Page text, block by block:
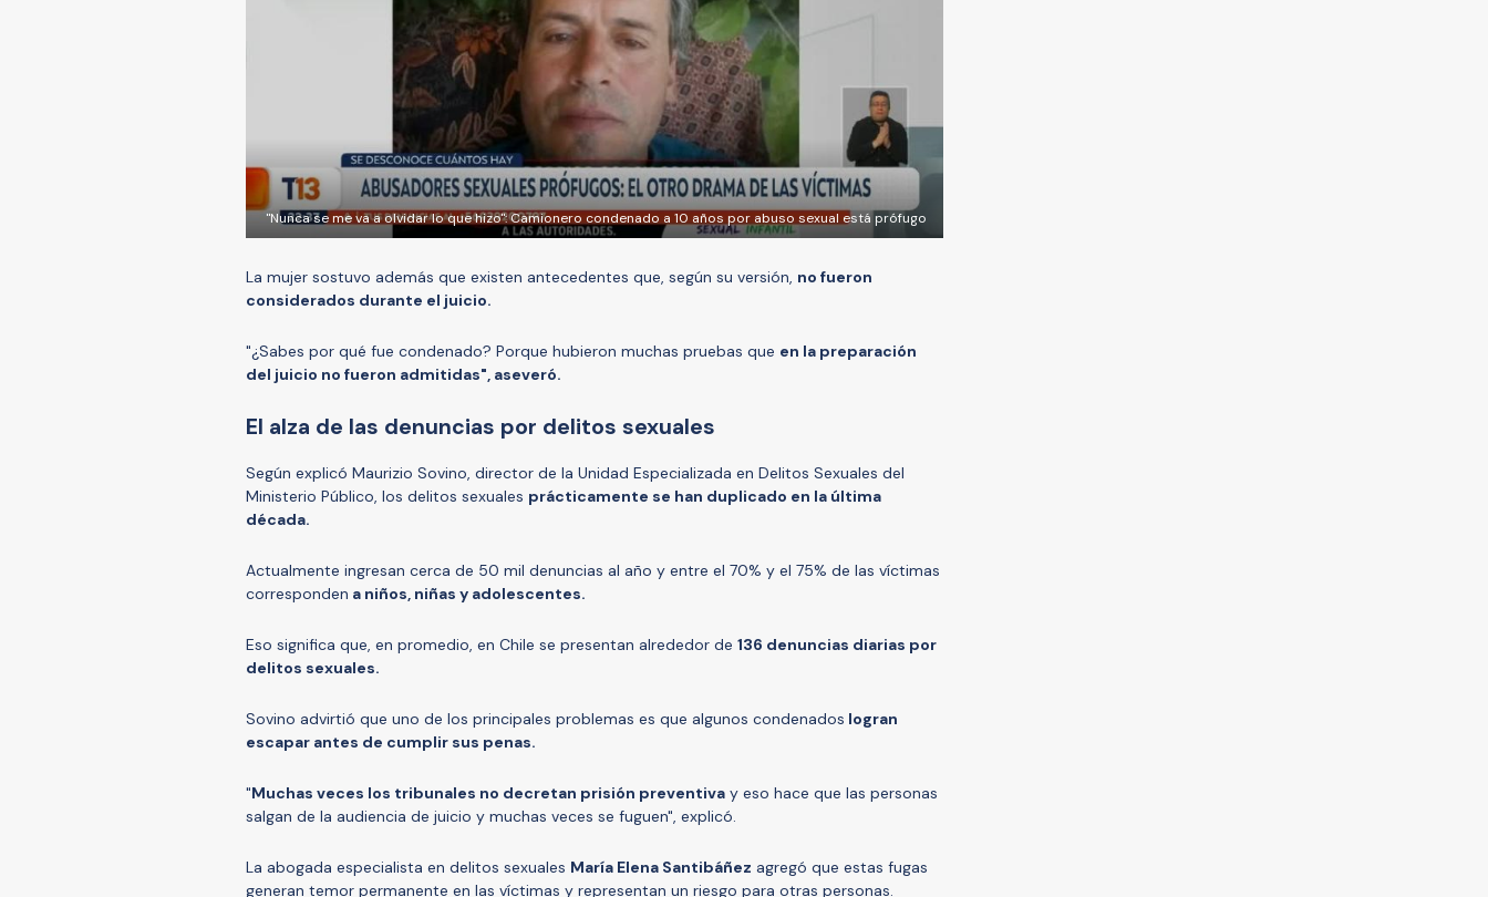
"Nunca se me va a olvidar lo que hizo": Camionero condenado a 10 años por abuso sexual está prófugo
La mujer sostuvo además que existen antecedentes que, según su versión, no fueron
considerados durante el juicio.
"¿Sabes por qué fue condenado? Porque hubieron muchas pruebas que en la preparación
del juicio no fueron admitidas", aseveró.
El alza de las denuncias por delitos sexuales
Según explicó Maurizio Sovino, director de la Unidad Especializada en Delitos Sexuales del
Ministerio Público, los delitos sexuales prácticamente se han duplicado en la última
década.
Actualmente ingresan cerca de 50 mil denuncias al año y entre el 70% y el 75% de las víctimas
corresponden a niños, niñas y adolescentes.
Eso significa que, en promedio, en Chile se presentan alrededor de 136 denuncias diarias por
delitos sexuales.
Sovino advirtió que uno de los principales problemas es que algunos condenados logran
escapar antes de cumplir sus penas.
"Muchas veces los tribunales no decretan prisión preventiva y eso hace que las personas
salgan de la audiencia de juicio y muchas veces se fuguen", explicó.
La abogada especialista en delitos sexuales María Elena Santibáñez agregó que estas fugas
generan temor permanente en las víctimas y representan un riesgo para otras personas.